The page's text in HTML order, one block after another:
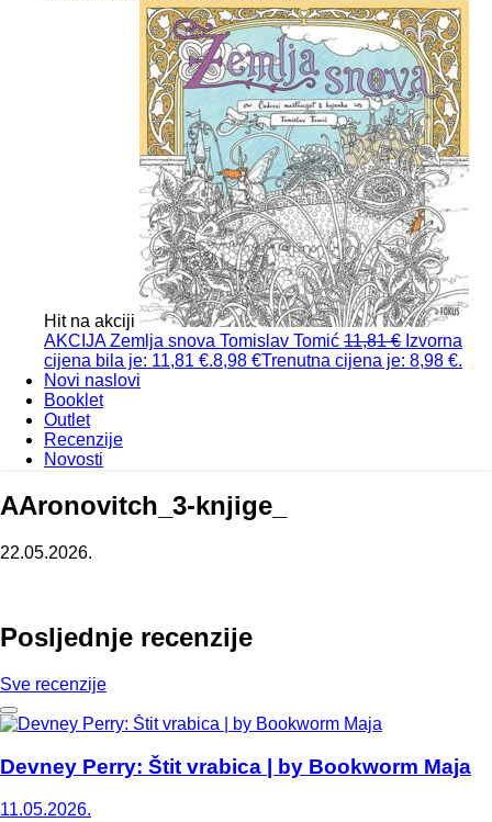
Hit na akciji
AKCIJA Zemlja snova Tomislav Tomić 11,81€ Izvorna
cijena bila je: 11,81 €.8,98 €Trenutna cijena je: 8,98 €.
Novi naslovi
Booklet
Outlet
Recenzije
Novosti
AAronovitch_3-knjige_
22.05.2026.
Posljednje recenzije
Sve recenzije
Devney Perry: Štit vrabica | by Bookworm Maja
11.05.2026.